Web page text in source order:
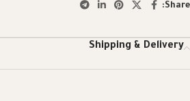
Share:
Shipping & Delivery